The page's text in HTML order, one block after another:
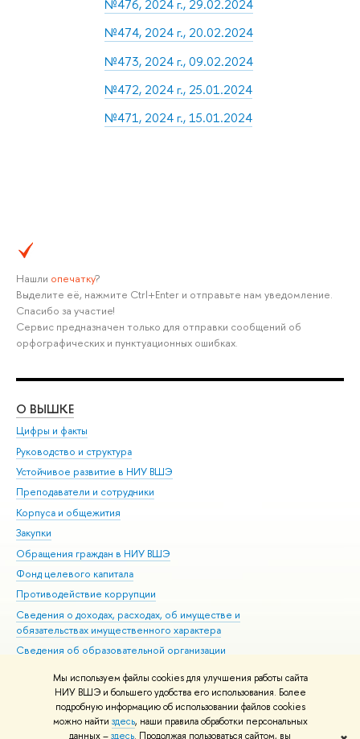
Мы используем файлы cookies для улучшения работы сайта
НИУ ВШЭ и большего удобства его использования. Более
подробную информацию об использовании файлов cookies
можно найти здесь, наши правила обработки персональных
данных –здесь. Продолжая пользоваться сайтом, вы
№476, 2024 г., 29.02.2024
№474, 2024 г., 20.02.2024
№473, 2024 г., 09.02.2024
№472, 2024 г., 25.01.2024
№471, 2024 г., 15.01.2024
Нашли опечатку?
Выделите её, нажмите Ctrl+Enter и отправьте нам уведомление.
Спасибо за участие!
Сервис предназначен только для отправки сообщений об
орфографических и пунктуационных ошибках.
О ВЫШКЕ
Цифры и факты
Руководство и структура
Устойчивое развитие в НИУ ВШЭ
Преподаватели и сотрудники
Корпуса и общежития
Закупки
Обращения граждан в НИУ ВШЭ
Фонд целевого капитала
Противодействие коррупции
Сведения о доходах, расходах, об имуществе и
обязательствах имущественного характера
Сведения об образовательной организации
Людям с ограниченными возможностями здоровья
Единая платежная страница
Работа в Вышке